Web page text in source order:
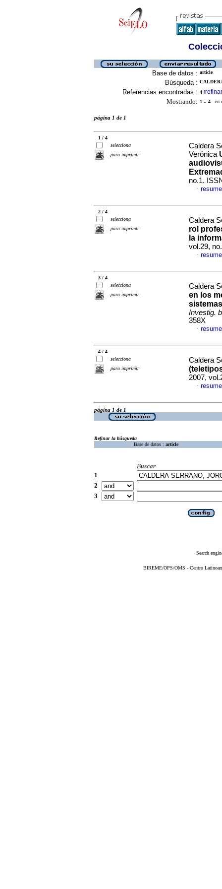
Base de datos : article
Búsqueda :
Referencias encontradas : 4 [refinar
Mostrando: 1 .. 4 en
página 1 de 1
1 / 4
selecciona
para imprimir
Caldera
Verónica
no.1.
·
2 / 4
selecciona
para imprimir
Caldera
rol
la
vol.29,
·
3 / 4
selecciona
para imprimir
Caldera
en los
Investig.
358X
·
4 / 4
selecciona
para imprimir
Caldera
2007,
·
página 1 de 1
Refinar la búsqueda
Base de datos : article
Buscar
1
2
3
Search
BIREME/OPS/OMS - Centro